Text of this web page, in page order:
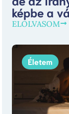
képbe a
ELOLVASOM
Életem